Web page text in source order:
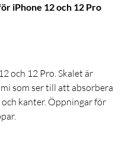
iPhone 12 och 12 Pro
och 12 Pro. Skalet är
som ser till att absorbera
kanter. Öppningar för